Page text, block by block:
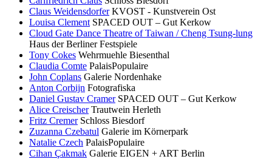
Claus Weidensdorfer KVOST - Kunstverein Ost
Louisa Clement SPACED OUT – Gut Kerkow
Cloud Gate Dance Theatre of Taiwan / Cheng Tsung-lung
Haus der Berliner Festspiele
Tony Cokes Wehrmuehle Biesenthal
Claudia Comte PalaisPopulaire
John Coplans Galerie Nordenhake
Anton Corbijn Fotografiska
Daniel Gustav Cramer SPACED OUT – Gut Kerkow
Alice Creischer Trautwein Herleth
Fritz Cremer Schloss Biesdorf
Zuzanna Czebatul Galerie im Körnerpark
Natalie Czech PalaisPopulaire
Cihan Çakmak Galerie EIGEN + ART Berlin